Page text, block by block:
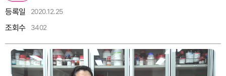
등록일 2020.12.25
조회수 3402